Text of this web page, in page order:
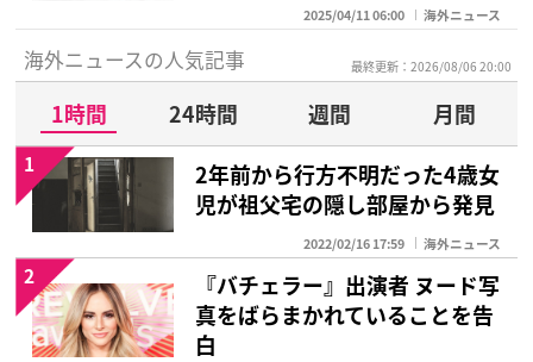
2025/04/11 06:00 海外ニュース
海外ニュースの人気記事 最終更新：2026/08/06 20:00
1時間 24時間 週間
月間
2年前から行方不明だった4歳女
児が祖父宅の隠し部屋から発見
2022/02/16 17:59 海外ニュース
1
『バチェラー』出演者 ヌード写
真をばらまかれていることを告
白
2